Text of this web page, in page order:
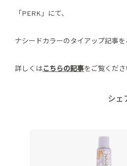
「PERK」にて、
ナシードカラーのタイアップ記事を
詳しくはこちらの記事をご覧くださ
シェ